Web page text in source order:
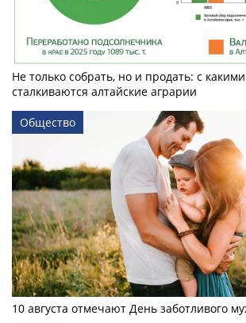
Не только собрать, но и продать: с
сталкиваются алтайские аграрии
Общество
10 августа отмечают День заботливого